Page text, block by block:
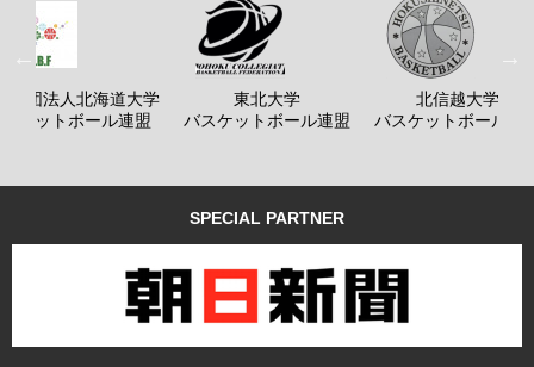
社団法人北海道大学
ケットボール連盟
東北大学
バスケットボール連盟
北信越大学
バスケットボール連
SPECIAL PARTNER